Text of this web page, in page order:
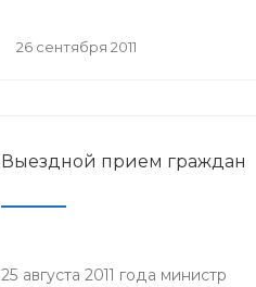
26 сентября 2011
Выездной прием граждан
25 августа 2011 года министр